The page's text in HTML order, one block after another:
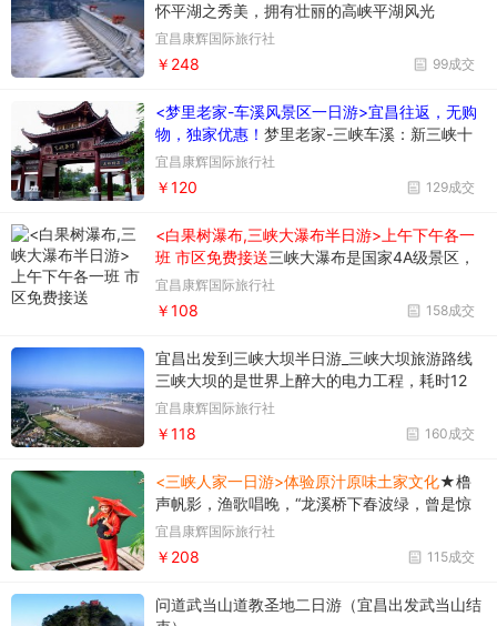
怀平湖之秀美，拥有壮丽的高峡平湖风光
宜昌康辉国际旅行社
99成交
￥248
<梦里老家-车溪风景区一日游>宜昌往返，无购
物，独家优惠！ 梦里老家-三峡车溪：新三峡十
景之一、全国农业旅游示范景区、三峡民俗旅游
的成功典范。
宜昌康辉国际旅行社
129成交
￥120
<白果树瀑布,三峡大瀑布半日游>上午下午各一
班 市区免费接送三峡大瀑布是国家4A级景区，
也是神农架探秘的必经之地。被誉为“中国十大
名瀑”的三峡大瀑布，是展示震旦纪、奥陶纪、
寒武纪等多个地质年代的天然地质博物馆，也是
一体
宜昌康辉国际旅行社
158成交
￥108
宜昌出发到三峡大坝半日游_三峡大坝旅游路线
三峡大坝的是世界上醉大的电力工程，耗时12
年，总投资近1000亿人民币，是国家首批AAAA
级风景区，是人力改造自然的象征。2015年12
月，三峡大坝入选长江三峡30个醉佳旅游新景观
宜昌康辉国际旅行社
160成交
￥118
<三峡人家一日游>体验原汁原味土家文化★橹
声帆影，渔歌唱晚，“龙溪桥下春波绿，曾是惊
鸿照影来”，如梦似幻，世世代代居于峡江的人
们，以一种靠山吃山、靠水吃水的生命状态繁衍
生息，延续着古老的渔家文化。
宜昌康辉国际旅行社
115成交
￥208
问道武当山道教圣地二日游（宜昌出发武当山结